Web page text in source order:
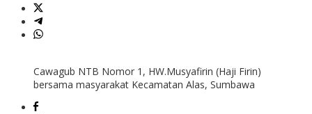
Cawagub NTB Nomor 1, HW.Musyafirin (Haji Firin)
bersama masyarakat Kecamatan Alas, Sumbawa